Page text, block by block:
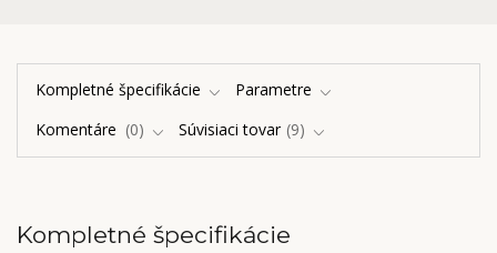
Kompletné špecifikácie
Parametre
Komentáre
0 Súvisiaci tovar 9
Kompletné špecifikácie